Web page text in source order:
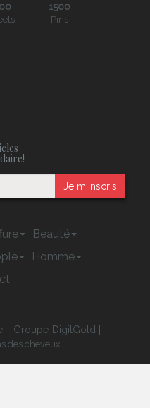
1500
Pins
Je m'inscris
Beauté
Homme
- Groupe DigitGold |
des cheveux